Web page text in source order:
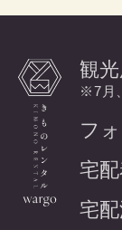
観
※7月
フ
宅
宅